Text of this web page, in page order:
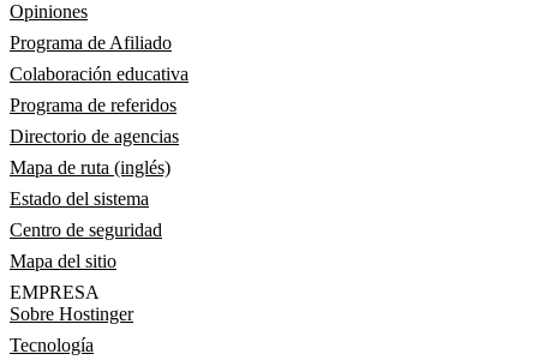
Opiniones
Programa de Afiliado
Colaboración educativa
Programa de referidos
Directorio de agencias
Mapa de ruta (inglés)
Estado del sistema
Centro de seguridad
Mapa del sitio
EMPRESA
Sobre Hostinger
Tecnología